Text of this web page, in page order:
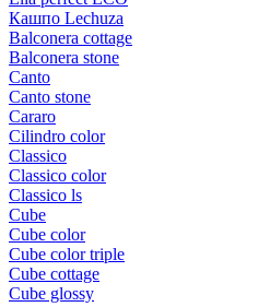
Кашпо Lechuza
Balconera cottage
Balconera stone
Canto
Canto stone
Cararo
Cilindro color
Classico
Classico color
Classico ls
Cube
Cube color
Cube color triple
Cube cottage
Cube glossy